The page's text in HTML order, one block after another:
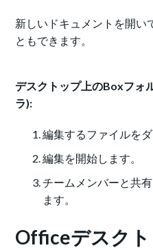
新しいドキュメントを開い
ともできます。
デスクトップ上のBoxフォ
ラ):
編集するファイルを
編集を開始します。
チームメンバーと共
ます。
Officeデスク